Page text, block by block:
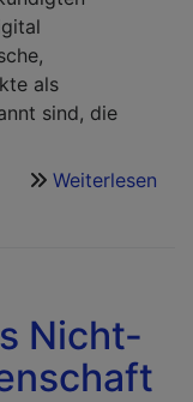
als
sind, die
Weiterlesen
Nicht-